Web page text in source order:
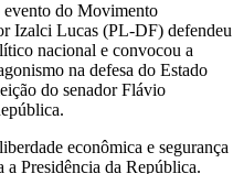
evento do Movimento
Izalci Lucas (PL-DF) defendeu
nacional e convocou a
na defesa do Estado
do senador Flávio
econômica e segurança
Presidência da República.